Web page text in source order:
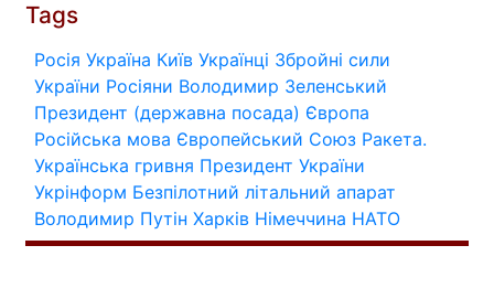
Tags
Росія Україна Київ Українці Збройні сили
України Росіяни Володимир Зеленський
Президент (державна посада) Європа
Російська мова Європейський Союз Ракета.
Українська гривня Президент України
Укрінформ Безпілотний літальний апарат
Володимир Путін Харків Німеччина НАТО